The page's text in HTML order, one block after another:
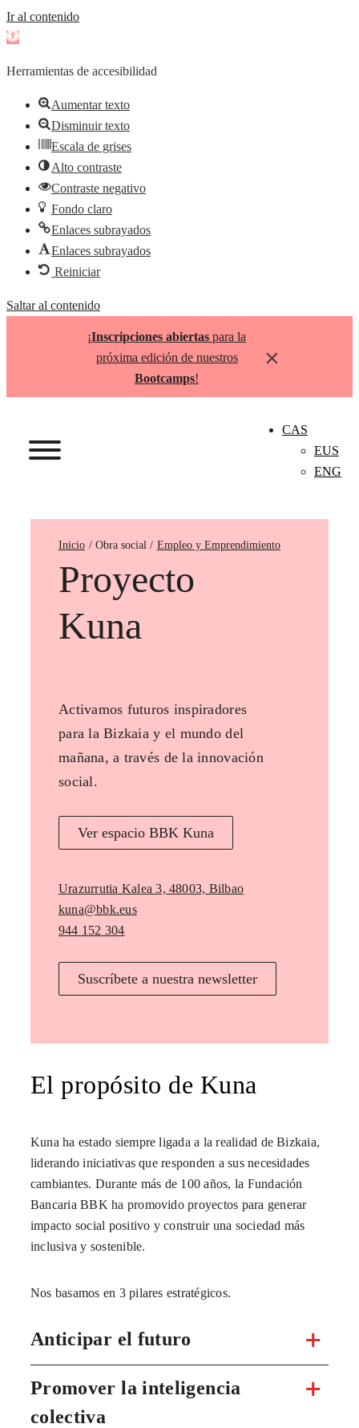
Ir al contenido
Abrir
de
herramientas
Herramientas de accesibilidad
Aumentar texto
Disminuir texto
Escala de grises
Alto contraste
Contraste negativo
Fondo claro
Enlaces subrayados
Enlaces subrayados
Reiniciar
Saltar al contenido
¡Inscripciones abiertas para la
próxima edición de nuestros
Bootcamps!
×
CAS
EUS
ENG
Inicio Empleo y Emprendimiento
Proyecto
Kuna
Activamos futuros inspiradores
para la Bizkaia y el mundo del
mañana, a través de la innovación
social.
Ver espacio BBK Kuna
Urazurrutia Kalea 3, 48003, Bilbao
kuna@bbk.eus
944 152 304
Suscríbete a nuestra newsletter
El propósito de Kuna
Kuna ha estado siempre ligada a la realidad de Bizkaia,
liderando iniciativas que responden a sus necesidades
cambiantes. Durante más de 100 años, la Fundación
Bancaria BBK ha promovido proyectos para generar
impacto social positivo y construir una sociedad más
inclusiva y sostenible.
Nos basamos en 3 pilares estratégicos.
Anticipar el futuro
Promover la inteligencia
colectiva